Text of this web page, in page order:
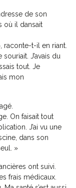
de son
où il dansait
raconte-t-il en riant.
J’avais du
tout. Je
mon
On faisait tout
J’ai vu une
dans son
»
ont suivi.
frais médicaux.